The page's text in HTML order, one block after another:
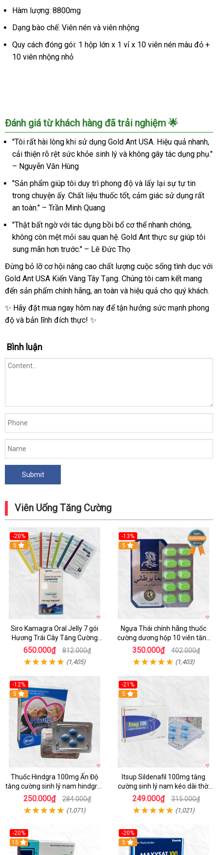
Tây
Tạng
dương
an
Hàm lượng: 8800mg
Dạng bào chế: Viên nén và viên nhộng
Quy cách đóng gói: 1 hộp lớn x 1 vỉ x 10 viên nén màu đỏ +
10 viên nhộng nhỏ
Đánh giá từ khách hàng đã trải nghiệm 🌟
"Tôi rất hài lòng khi sử dụng Gold Ant USA. Hiệu quả nhanh,
cải thiện rõ rệt sức khỏe sinh lý và không gây tác dụng phụ."
– Nguyễn Văn Hùng
"Sản phẩm giúp tôi duy trì phong độ và lấy lại sự tự tin
trong chuyện ấy. Chất liệu thuốc tốt, cảm giác sử dụng rất
an toàn." – Trần Minh Quang
"Thật bất ngờ với tác dụng bồi bổ cơ thể nhanh chóng,
không còn mệt mỏi sau quan hệ. Gold Ant thực sự giúp tôi
sung mãn hơn trước." – Lê Đức Thọ
Đừng bỏ lỡ cơ hội nâng cao chất lượng cuộc sống tình dục với
Gold Ant USA Kiến Vàng Tây Tạng. Chúng tôi cam kết mang
đến sản phẩm chính hãng, an toàn và hiệu quả cho quý khách.
✨ Hãy đặt mua ngay hôm nay để tận hưởng sức mạnh phong
độ và bản lĩnh đích thực! ✨
Bình luận
Viên Uống Tăng Cường
-20%
5
Siro Kamagra Oral Jelly 7 gói
Hương Trái Cây Tăng Cường
Sinh Lý Nam
650.000₫ 812.000₫
(1,405)
-13%
Hot
5
Ngựa Thái chính hãng thuốc
cường dương hộp 10 viên tăng
sinh lực
350.000₫ 402.000₫
(1,403)
-12%
5
Thuốc Hindgra 100mg Ấn Độ
tăng cường sinh lý nam hindgra-
100 chống xts cương dương
250.000₫ 284.000₫
(1,071)
-21%
5
Itsup Sildenafil 100mg tăng
cường sinh lý nam kéo dài thời
gian hiệu quả
249.000₫ 315.000₫
(1,021)
-20%
15
-20%
5